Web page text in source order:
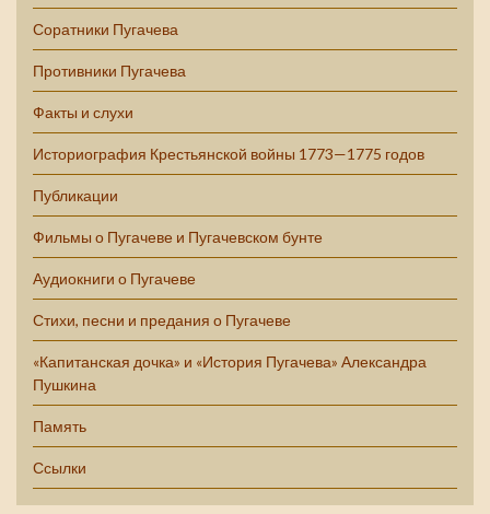
Соратники Пугачева
Противники Пугачева
Факты и слухи
Историография Крестьянской войны 1773—1775 годов
Публикации
Фильмы о Пугачеве и Пугачевском бунте
Аудиокниги о Пугачеве
Стихи, песни и предания о Пугачеве
«Капитанская дочка» и «История Пугачева» Александра
Пушкина
Память
Ссылки